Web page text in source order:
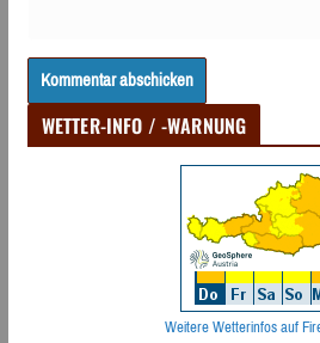
WETTER-INFO / -WARNUNG
Weitere Wetterinfos auf